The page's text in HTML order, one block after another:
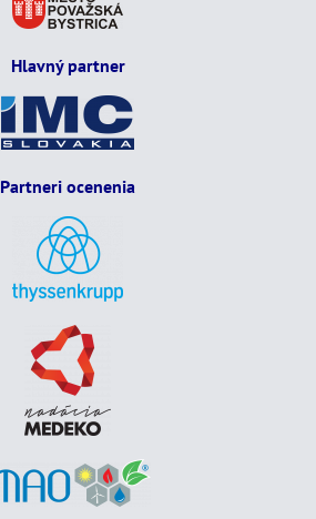
Hlavný partner
Partneri ocenenia